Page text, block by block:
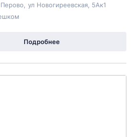
ул Новогиреевская , 5Ак1
Подробнее